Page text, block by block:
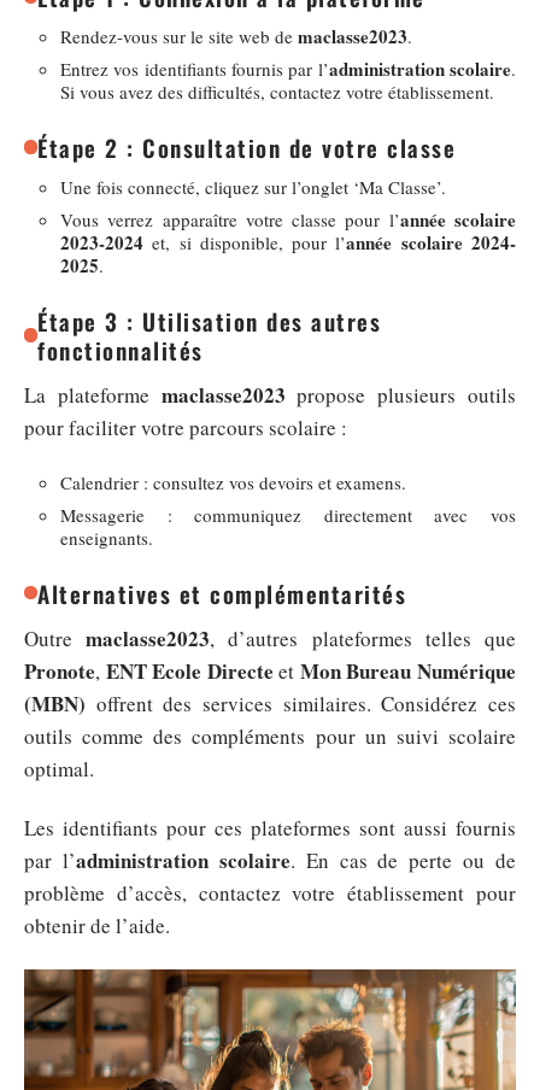
Rendez-vous sur le site web de maclasse2023.
Entrez vos identifiants fournis par l’administration scolaire.
Si vous avez des difficultés, contactez votre établissement.
Étape 2 : Consultation de votre classe
Une fois connecté, cliquez sur l’onglet ‘Ma Classe’.
Vous verrez apparaître votre classe pour l’année scolaire
2023-2024 et, si disponible, pour l’année scolaire 2024-
2025.
Étape 3 : Utilisation des autres
fonctionnalités
La plateforme maclasse2023 propose plusieurs outils
pour faciliter votre parcours scolaire :
Calendrier : consultez vos devoirs et examens.
Messagerie : communiquez directement avec vos
enseignants.
Alternatives et complémentarités
Outremaclasse2023, d’autres plateformes telles que
Pronote, ENT Ecole Directe et Mon Bureau Numérique
(MBN) offrent des services similaires. Considérez ces
outils comme des compléments pour un suivi scolaire
optimal.
Les identifiants pour ces plateformes sont aussi fournis
par l’administration scolaire. En cas de perte ou de
problème d’accès, contactez votre établissement pour
obtenir de l’aide.